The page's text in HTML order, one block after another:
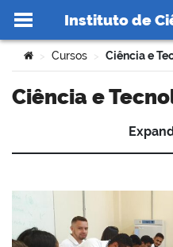
Ir para o conteúdo
Instituto de
portal
Você está aqui:
> Cursos > Ciência e
Ciência e